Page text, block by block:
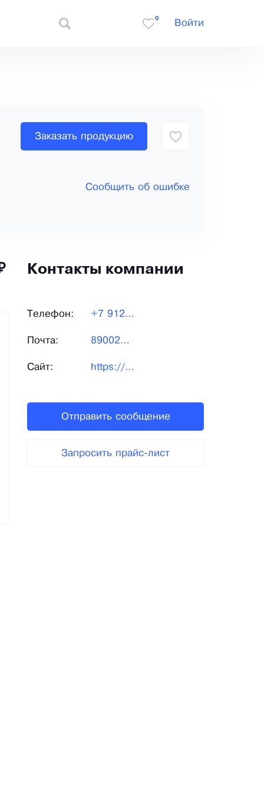
0
Войти
Заказать продукцию
Сообщить об ошибке
Контакты компании
Телефон: +7 912 213-70-82
Почта: 89002136062@mail.ru
Сайт: https://shop-greatime.com/
Отправить сообщение
Запросить прайс-лист